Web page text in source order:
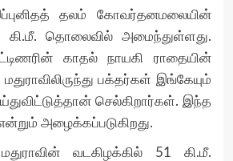
தலம் கோவர்தனமலையின்
கி.மீ. தொலைவில் அமைந்துள்ளது.
காதல் நாயகி ராதையின்
பக்தர்கள் இங்கேயும்
செல்கிறார்கள். இந்த
அழைக்கப்படுகிறது.
வடகிழக்கில் 51 கி.மீ.